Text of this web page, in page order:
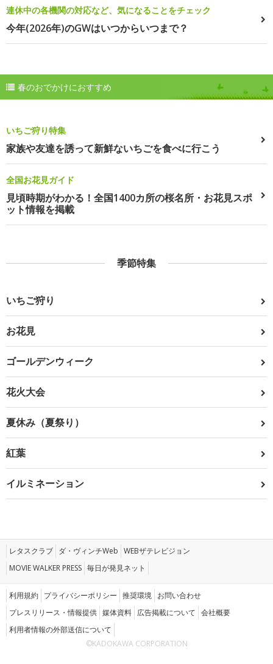
連休中の各機関の対応など、気になることをチェック
今年(2026年)のGWはいつからいつまで？
春のおでかけにおすすめ
いちご狩り特集
家族や友達を誘って新鮮ないちごを食べに行こう
全国お花見ガイド
見頃時期がわかる！全国1400カ所の桜名所・お花見スポ
ット情報を掲載
季節特集
いちご狩り
お花見
ゴールデンウィーク
花火大会
夏休み（夏祭り）
紅葉
イルミネーション
レタスクラブ ダ・ヴィンチWeb WEBザテレビジョン
MOVIE WALKER PRESS 毎日が発見ネット
利用規約 プライバシーポリシー 推奨環境 お問い合わせ
プレスリリース・情報提供 媒体資料 広告掲載について 会社概要
利用者情報の外部送信について
©KADOKAWA CORPORATION